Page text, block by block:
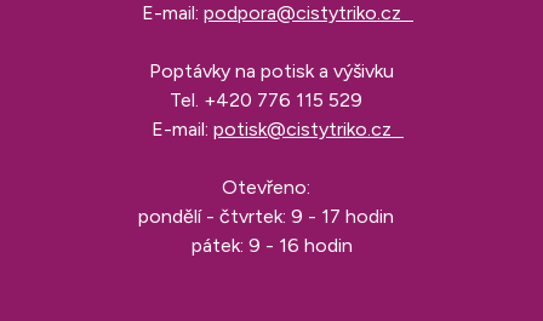
E-mail: podpora@cistytriko.cz
Poptávky na potisk a výšivku
Tel. +420 776 115 529
E-mail: potisk@cistytriko.cz
Otevřeno:
pondělí - čtvrtek: 9 - 17 hodin
pátek: 9 - 16 hodin